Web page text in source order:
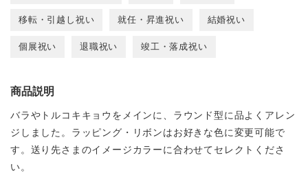
移転・引越し祝い 就任・昇進祝い 結婚祝い
個展祝い 退職祝い 竣工・落成祝い
商品説明
バラやトルコキキョウをメインに、ラウンド型に品よくアレン
ジしました。ラッピング・リボンはお好きな色に変更可能で
す。送り先さまのイメージカラーに合わせてセレクトくださ
い。